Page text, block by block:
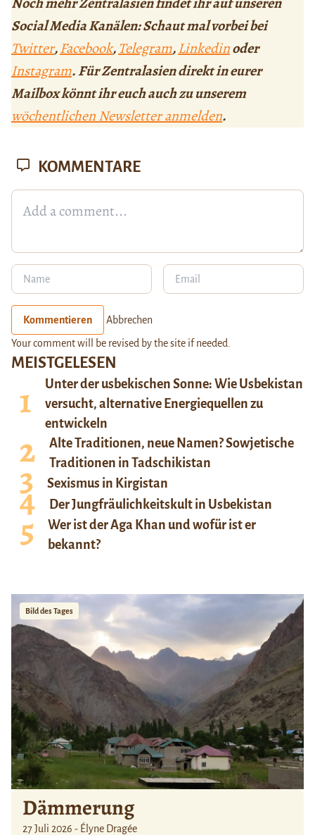
Social Media Kanälen: Schaut mal vorbei bei
Twitter,Facebook,Telegram,Linkedinoder
Instagram. Für Zentralasien direkt in eurer
Mailbox könnt ihr euch auch zu unserem
wöchentlichen Newsletter anmelden.
MEISTGELESEN
Unter der usbekischen Sonne: Wie Usbekistan
versucht, alternative Energiequellen zu
entwickeln
Alte Traditionen, neue Namen? Sowjetische
Traditionen in Tadschikistan
Sexismus in Kirgistan
Der Jungfräulichkeitskult in Usbekistan
Wer ist der Aga Khan und wofür ist er
bekannt?
Bild des Tages
Dämmerung
27 Juli 2026 - Élyne Dragée
KOMMENTARE
Kommentieren Abbrechen
Your comment will be revised by the site if needed.